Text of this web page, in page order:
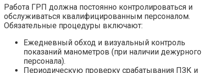
Работа ГРП должна постоянно контролироваться и
обслуживаться квалифицированным персоналом.
Обязательные процедуры включают:
Ежедневный обход и визуальный контроль
показаний манометров (при наличии дежурного
персонала).
Периодическую проверку срабатывания ПЗК и